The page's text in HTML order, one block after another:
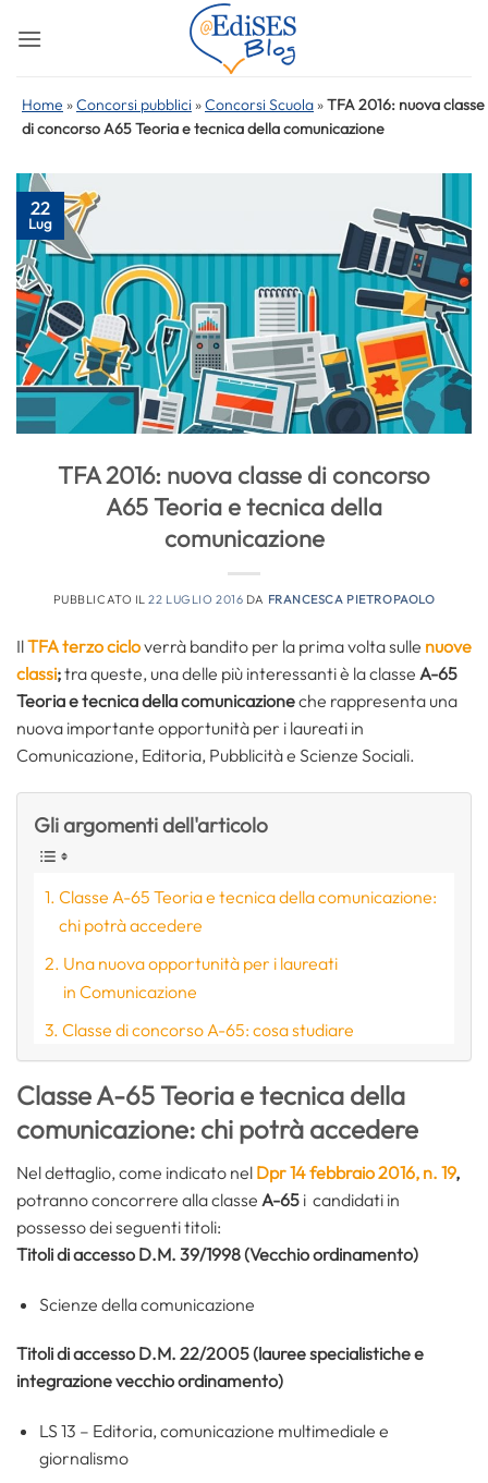
Home »Concorsi pubblici »Concorsi Scuola »TFA 2016: nuova classe
di concorso A65 Teoria e tecnica della comunicazione
22
Lug
TFA 2016: nuova classe di concorso
A65 Teoria e tecnica della
comunicazione
PUBBLICATO IL22 LUGLIO 2016 DA FRANCESCA PIETROPAOLO
IlTFA terzo cicloverrà bandito per la prima volta sulle nuove
classi;tra queste, una delle più interessanti è la classe A-65
Teoria e tecnica della comunicazioneche rappresenta una
nuova importante opportunità per i laureati in
Comunicazione, Editoria, Pubblicità e Scienze Sociali.
Gli argomenti dell'articolo
Classe A-65 Teoria e tecnica della comunicazione:
chi potrà accedere
Una nuova opportunità per i laureati
in Comunicazione
Classe di concorso A-65: cosa studiare
Classe A-65 Teoria e tecnica della
comunicazione: chi potrà accedere
Nel dettaglio, come indicato nel Dpr 14 febbraio 2016, n. 19,
potranno concorrere alla classe A-65 i candidati in
possesso dei seguenti titoli:
Titoli di accesso D.M. 39/1998 (Vecchio ordinamento)
Scienze della comunicazione
Titoli di accesso D.M. 22/2005 (lauree specialistiche e
integrazione vecchio ordinamento)
LS 13 – Editoria, comunicazione multimediale e
giornalismo